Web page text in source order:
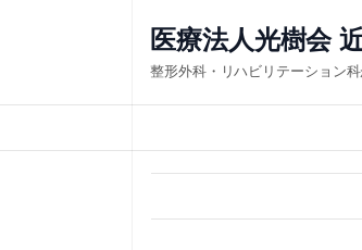
ス
キ
医療法人光樹会
整形外科・リハビリテーション科